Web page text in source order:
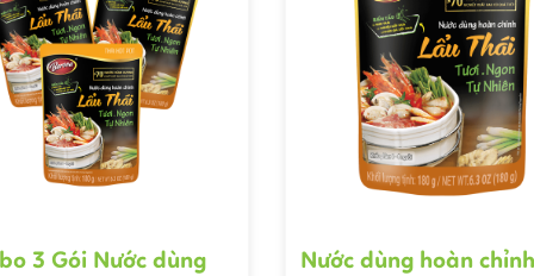
3 Gói Nước dùng
Nước dùng hoàn chỉnh